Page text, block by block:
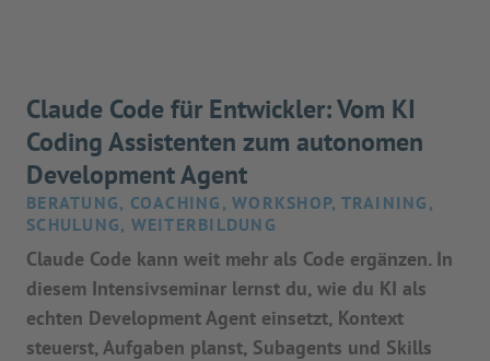
Claude Code für Entwickler: Vom KI
Coding Assistenten zum autonomen
Development Agent
BERATUNG, COACHING, WORKSHOP, TRAINING,
SCHULUNG, WEITERBILDUNG
Claude Code kann weit mehr als Code ergänzen. In
diesem Intensivseminar lernst du, wie du KI als
echten Development Agent einsetzt, Kontext
steuerst, Aufgaben planst, Subagents und Skills